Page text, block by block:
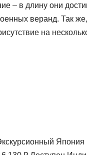
– в длину они
веранд. Так
на
Япония